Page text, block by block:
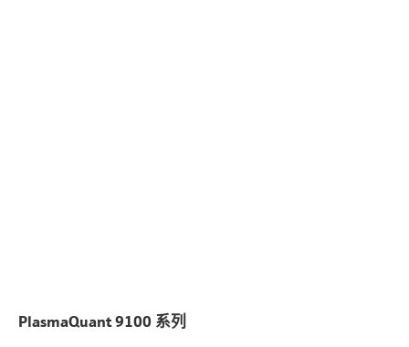
PlasmaQuant 9100 系列